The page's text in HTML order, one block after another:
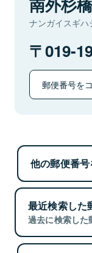
南外杉橋
ナンガイスギハ
019-
郵便番号を
他の郵便番
最近検索した
過去に検索した